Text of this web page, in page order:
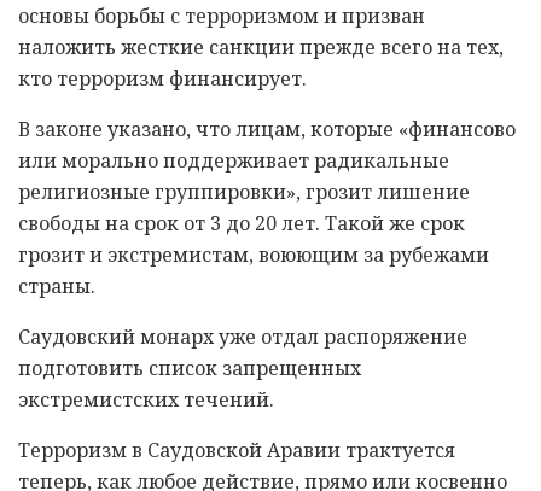
основы борьбы с терроризмом и призван
наложить жесткие санкции прежде всего на тех,
кто терроризм финансирует.
В законе указано, что лицам, которые «финансово
или морально поддерживает радикальные
религиозные группировки», грозит лишение
свободы на срок от 3 до 20 лет. Такой же срок
грозит и экстремистам, воюющим за рубежами
страны.
Саудовский монарх уже отдал распоряжение
подготовить список запрещенных
экстремистских течений.
Терроризм в Саудовской Аравии трактуется
теперь, как любое действие, прямо или косвенно